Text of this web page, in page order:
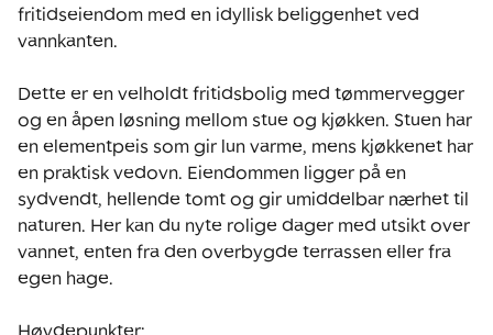
fritidseiendom med en idyllisk beliggenhet ved
vannkanten.
Dette er en velholdt fritidsbolig med tømmervegger
og en åpen løsning mellom stue og kjøkken. Stuen har
en elementpeis som gir lun varme, mens kjøkkenet har
en praktisk vedovn. Eiendommen ligger på en
sydvendt, hellende tomt og gir umiddelbar nærhet til
naturen. Her kan du nyte rolige dager med utsikt over
vannet, enten fra den overbygde terrassen eller fra
egen hage.